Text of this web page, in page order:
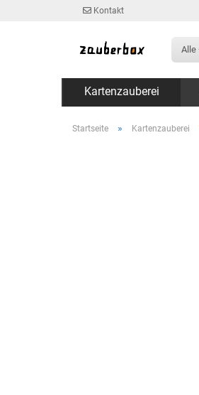
Kontakt
Alle
Kartenzauberei
Startseite » Kartenzauberei